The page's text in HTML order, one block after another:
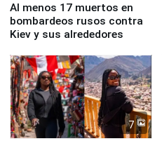
Al menos 17 muertos en
bombardeos rusos contra
Kiev y sus alrededores
7